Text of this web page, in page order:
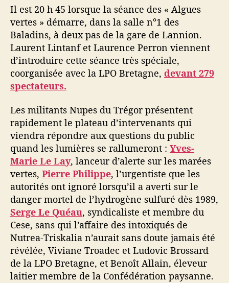
n
p
r
e
n
n
e
a
x
l
a
n
c
e
u
s
d
’
a
l
e
Il est 20 h 45 lorsque la séance des « Algues
vertes » démarre, dans la salle n°1 des
Baladins, à deux pas de la gare de Lannion.
Laurent Lintanf et Laurence Perron viennent
d’introduire cette séance très spéciale,
coorganisée avec la LPO Bretagne, devant 279
spectateurs.
Les militants Nupes du Trégor présentent
rapidement le plateau d’intervenants qui
viendra répondre aux questions du public
quand les lumières se rallumeront : Yves-
Marie Le Lay, lanceur d’alerte sur les marées
vertes, Pierre Philippe, l’urgentiste que les
autorités ont ignoré lorsqu’il a averti sur le
danger mortel de l’hydrogène sulfuré dès 1989,
Serge Le Quéau, syndicaliste et membre du
Cese, sans qui l’affaire des intoxiqués de
Nutrea-Triskalia n’aurait sans doute jamais été
révélée, Viviane Troadec et Ludovic Brossard
de la LPO Bretagne, et Benoît Allain, éleveur
laitier membre de la Confédération paysanne.